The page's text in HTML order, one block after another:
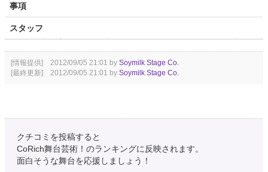
事項
スタッフ
[情報提供] 2012/09/05 21:01 by Soymilk Stage Co.
[最終更新] 2012/09/05 21:01 by Soymilk Stage Co.
クチコミを投稿すると
CoRich舞台芸術！のランキングに反映されます。
面白そうな舞台を応援しましょう！